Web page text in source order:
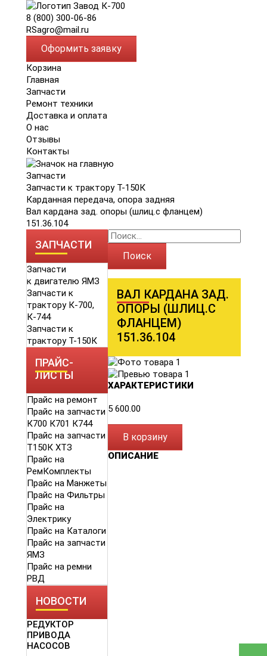
8 (800) 300-06-86
RSagro@mail.ru
Оформить заявку
Корзина
Главная
Запчасти
Ремонт техники
Доставка и оплата
О нас
Отзывы
Контакты
Запчасти
Запчасти к трактору Т-150К
Карданная передача, опора задняя
Вал кардана зад. опоры (шлиц.с фланцем)
151.36.104
ЗАПЧАСТИ
Запчасти
к двигателю ЯМЗ
Запчасти к
трактору К-700,
К-744
Запчасти к
трактору Т-150К
ПРАЙС-
ЛИСТЫ
Прайс на ремонт
Прайс на запчасти
К700 К701 К744
Прайс на запчасти
Т150К ХТЗ
Прайс на
РемКомплекты
Прайс на Манжеты
Прайс на Фильтры
Прайс на
Электрику
Прайс на Каталоги
Прайс на запчасти
ЯМЗ
Прайс на ремни
РВД
НОВОСТИ
РЕДУКТОР
ПРИВОДА
НАСОСОВ
Поиск
ВАЛ КАРДАНА ЗАД.
ОПОРЫ (ШЛИЦ.С
ФЛАНЦЕМ)
151.36.104
ХАРАКТЕРИСТИКИ
5 600.00
В корзину
ОПИСАНИЕ